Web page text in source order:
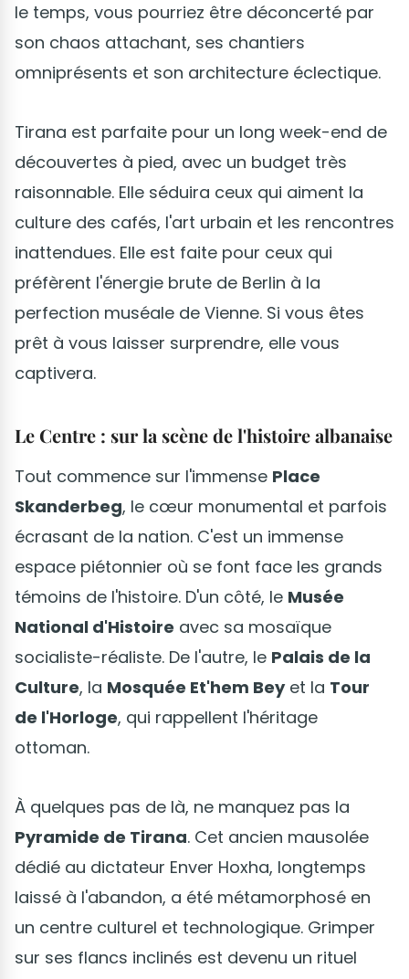
le temps, vous pourriez être déconcerté par
son chaos attachant, ses chantiers
omniprésents et son architecture éclectique.
Tirana est parfaite pour un long week-end de
découvertes à pied, avec un budget très
raisonnable. Elle séduira ceux qui aiment la
culture des cafés, l'art urbain et les rencontres
inattendues. Elle est faite pour ceux qui
préfèrent l'énergie brute de Berlin à la
perfection muséale de Vienne. Si vous êtes
prêt à vous laisser surprendre, elle vous
captivera.
Le Centre : sur la scène de l'histoire albanaise
Tout commence sur l'immense Place
Skanderbeg, le cœur monumental et parfois
écrasant de la nation. C'est un immense
espace piétonnier où se font face les grands
témoins de l'histoire. D'un côté, le Musée
National d'Histoire avec sa mosaïque
socialiste-réaliste. De l'autre, le Palais de la
Culture, la Mosquée Et'hem Beyet la Tour
de l'Horloge, qui rappellent l'héritage
ottoman.
À quelques pas de là, ne manquez pas la
Pyramide de Tirana. Cet ancien mausolée
dédié au dictateur Enver Hoxha, longtemps
laissé à l'abandon, a été métamorphosé en
un centre culturel et technologique. Grimper
sur ses flancs inclinés est devenu un rituel